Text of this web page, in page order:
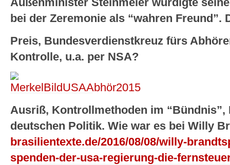
bei der Zeremonie als “wahren Freund”.
Preis, Bundesverdienstkreuz fürs
Kontrolle, u.a. per NSA?
Ausriß, Kontrollmethoden im “Bündnis”,
deutschen Politik. Wie war es bei Willy
brasilientexte.de/2016/08/08/willy-
spenden-der-usa-regierung-die-